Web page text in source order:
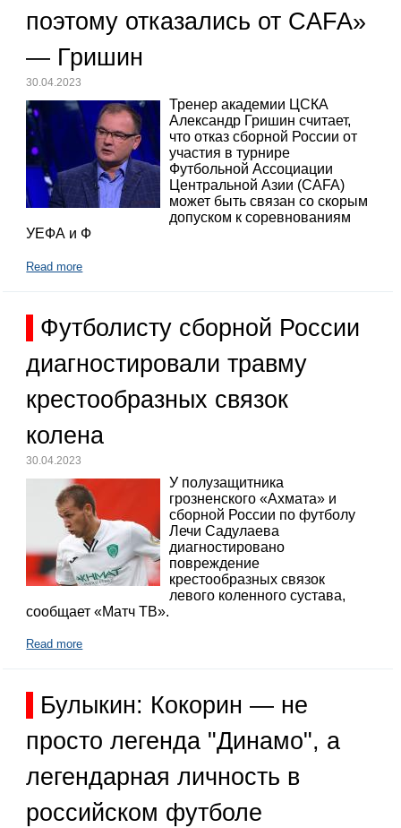
поэтому отказались от CAFA»
— Гришин
30.04.2023
Тренер академии ЦСКА
Александр Гришин считает,
что отказ сборной России от
участия в турнире
Футбольной Ассоциации
Центральной Азии (CAFA)
может быть связан со скорым
допуском к соревнованиям
УЕФА и Ф
Read more
Футболисту сборной России
диагностировали травму
крестообразных связок
колена
30.04.2023
У полузащитника
грозненского «Ахмата» и
сборной России по футболу
Лечи Садулаева
диагностировано
повреждение
крестообразных связок
левого коленного сустава,
сообщает «Матч ТВ».
Read more
Булыкин: Кокорин — не
просто легенда "Динамо", а
легендарная личность в
российском футболе